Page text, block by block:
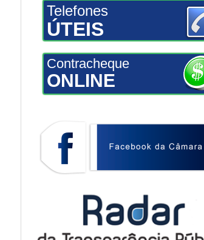
Telefones
ÚTEIS
Contracheque
ONLINE